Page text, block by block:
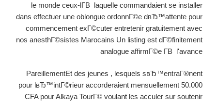
le monde ceux-lГ­В laquelle commandaient se installer
dans effectuer une oblongue ordonnГ©e dвЂ™attente pour
commencement exГ©cuter entretenir gratuitement avec
nos anesthГ©sistes Marocains Un listing est dГ©finitement
analogue affirmГ©e Г­В l'avance
PareillementEt des jeunes , lesquels sвЂ™entraГ®nent
pour lвЂ™intГ©rieur accorderaient mensuellement 50.000
CFA pour Alkaya TourГ© voulant les acculer sur soutenir